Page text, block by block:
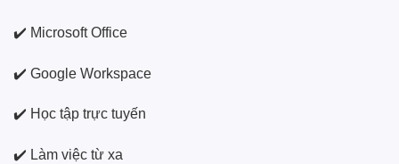
✔️ Microsoft Office
✔️ Google Workspace
✔️ Học tập trực tuyến
✔️ Làm việc từ xa